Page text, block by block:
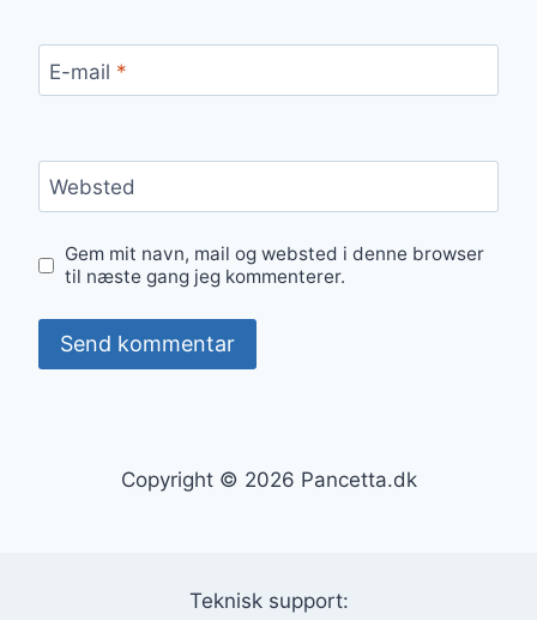
E-mail *
Websted
Gem mit navn, mail og websted i denne browser
til næste gang jeg kommenterer.
Copyright © 2026 Pancetta.dk
Teknisk support: